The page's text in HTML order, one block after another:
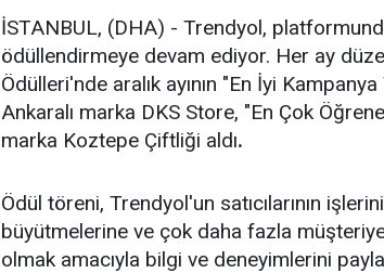
İSTANBUL, (DHA) - Trendyol,
ödüllendirmeye devam ediyor. Her ay
Ödülleri'nde aralık ayının "En İyi
Ankaralı marka DKS Store, "En Çok
marka Koztepe Çiftliği aldı.
Ödül töreni, Trendyol'un satıcılarının
büyütmelerine ve çok daha fazla
olmak amacıyla bilgi ve deneyimlerini